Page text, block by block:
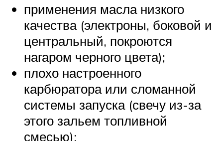
применения масла низкого
качества (электроны, боковой и
центральный, покроются
нагаром черного цвета);
плохо настроенного
карбюратора или сломанной
системы запуска (свечу из-за
этого зальем топливной
смесью);